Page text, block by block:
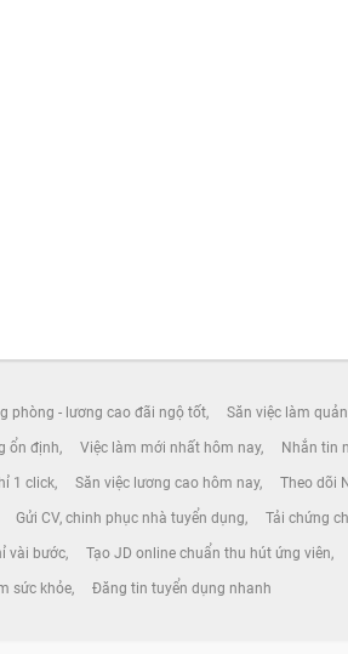
phòng - lương cao đãi ngộ tốt Săn việc làm
ổn định Việc làm mới nhất hôm nay Nhắn tin
1 click Săn việc lương cao hôm nay Theo dõi
Gửi CV, chinh phục nhà tuyển dụng Tải chứng
vài bước Tạo JD online chuẩn thu hút ứng viên
sức khỏe Đăng tin tuyển dụng nhanh